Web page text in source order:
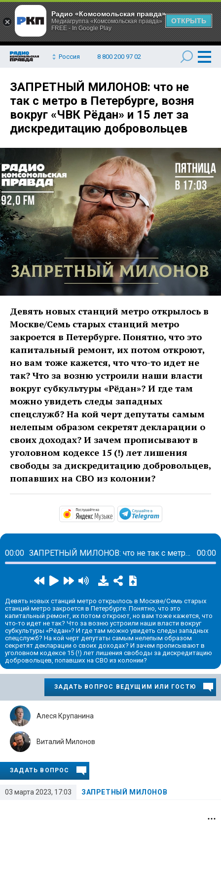
Россия 8 800 200 97 02
ЗАПРЕТНЫЙ МИЛОНОВ: что не
так с метро в Петербурге, возня
вокруг «ЧВК Рёдан» и 15 лет за
дискредитацию добровольцев
Девять новых станций метро открылось в
Москве/Семь старых станций метро
закроется в Петербурге. Понятно, что это
капитальный ремонт, их потом откроют,
но вам тоже кажется, что что-то идет не
так? Что за возню устроили наши власти
вокруг субкультуры «Рёдан»? И где там
можно увидеть следы западных
спецслужб? На кой черт депутаты самым
нелепым образом секретят декларации о
своих доходах? И зачем прописывают в
уголовном кодексе 15 (!) лет лишения
свободы за дискредитацию добровольцев,
попавших на СВО из колонии?
https://music.yandex.ru/
00:00 ЗАПРЕТНЫЙ МИЛОНОВ: что не так с метро в Петербурге, возня вокруг «ЧВК Рёдан» и 15 лет за дискредитацию добровольцев 00:00
Девять новых станций метро открылось в Москве/Семь старых
станций метро закроется в Петербурге. Понятно, что это
капитальный ремонт, их потом откроют, но вам тоже кажется, что
что-то идет не так? Что за возню устроили наши власти вокруг
субкультуры «Рёдан»? И где там можно увидеть следы западных
спецслужб? На кой черт депутаты самым нелепым образом
секретят декларации о своих доходах? И зачем прописывают в
уголовном кодексе 15 (!) лет лишения свободы за дискредитацию
добровольцев, попавших на СВО из колонии?
ЗАДАТЬ ВОПРОС ВЕДУЩИМ ИЛИ ГОСТЮ
03 марта 2023, 17:03 ЗАПРЕТНЫЙ МИЛОНОВ
Алеся Крупанина
Виталий Милонов
ЗАДАТЬ ВОПРОС
Радио «Комсомольская правда»
Медиагруппа «Комсомольская правда»
FREE - In Google Play
ОТКРЫТЬ